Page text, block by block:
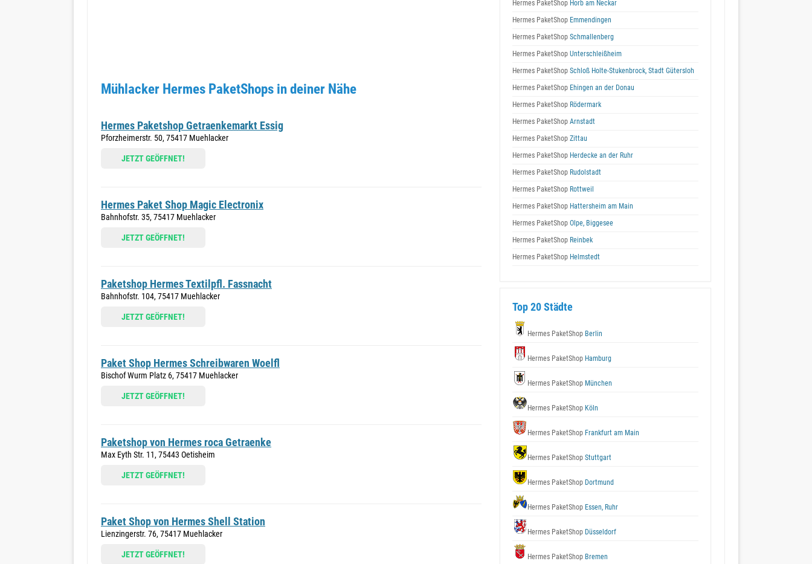
Mühlacker Hermes PaketShops in deiner Nähe
Hermes Paketshop Getraenkemarkt Essig
Pforzheimerstr. 50, 75417 Muehlacker
JETZT GEÖFFNET!
Hermes Paket Shop Magic Electronix
Bahnhofstr. 35, 75417 Muehlacker
JETZT GEÖFFNET!
Paketshop Hermes Textilpfl. Fassnacht
Bahnhofstr. 104, 75417 Muehlacker
JETZT GEÖFFNET!
Paket Shop Hermes Schreibwaren Woelfl
Bischof Wurm Platz 6, 75417 Muehlacker
JETZT GEÖFFNET!
Paketshop von Hermes roca Getraenke
Max Eyth Str. 11, 75443 Oetisheim
JETZT GEÖFFNET!
Paket Shop von Hermes Shell Station
Lienzingerstr. 76, 75417 Muehlacker
JETZT GEÖFFNET!
Hermes PaketShop Horb am Neckar
Hermes PaketShop Emmendingen
Hermes PaketShop Schmallenberg
Hermes PaketShop Unterschleißheim
Hermes PaketShop Schloß Holte-Stukenbrock, Stadt Gütersloh
Hermes PaketShop Ehingen an der Donau
Hermes PaketShop Rödermark
Hermes PaketShop Arnstadt
Hermes PaketShop Zittau
Hermes PaketShop Herdecke an der Ruhr
Hermes PaketShop Rudolstadt
Hermes PaketShop Rottweil
Hermes PaketShop Hattersheim am Main
Hermes PaketShop Olpe, Biggesee
Hermes PaketShop Reinbek
Hermes PaketShop Helmstedt
Top 20 Städte
Hermes PaketShop Berlin
Hermes PaketShop Hamburg
Hermes PaketShop München
Hermes PaketShop Köln
Hermes PaketShop Frankfurt am Main
Hermes PaketShop Stuttgart
Hermes PaketShop Dortmund
Hermes PaketShop Essen, Ruhr
Hermes PaketShop Düsseldorf
Hermes PaketShop Bremen